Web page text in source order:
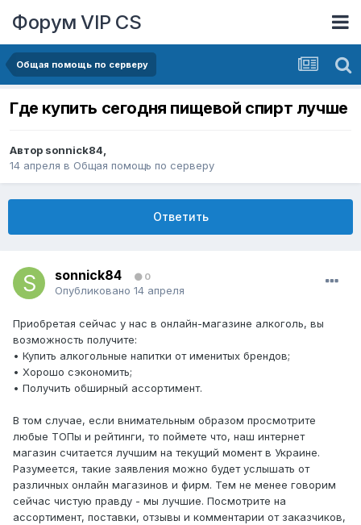
Форум VIP CS
Общая помощь по серверу
Где купить сегодня пищевой спирт лучше
Автор sonnick84,
14 апреля в Общая помощь по серверу
Ответить
sonnick84 0
Опубликовано 14 апреля
Приобретая сейчас у нас в онлайн-магазине алкоголь, вы
возможность получите:
• Купить алкогольные напитки от именитых брендов;
• Хорошо сэкономить;
• Получить обширный ассортимент.
В том случае, если внимательным образом просмотрите
любые ТОПы и рейтинги, то поймете что, наш интернет
магазин считается лучшим на текущий момент в Украине.
Разумеется, такие заявления можно будет услышать от
различных онлайн магазинов и фирм. Тем не менее говорим
сейчас чистую правду - мы лучшие. Посмотрите на
ассортимент, поставки, отзывы и комментарии от заказчиков,